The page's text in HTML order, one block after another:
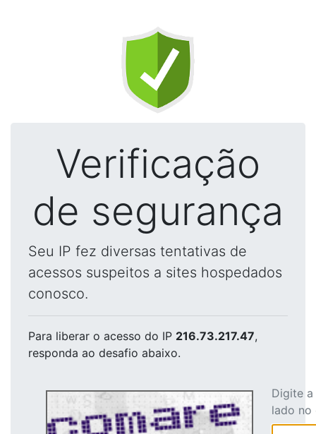
Verificação
de segurança
Seu IP fez diversas tentativas de
acessos suspeitos a sites hospedados
conosco.
Para liberar o acesso do IP 216.73.217.47,
responda ao desafio abaixo.
Digite
lado no